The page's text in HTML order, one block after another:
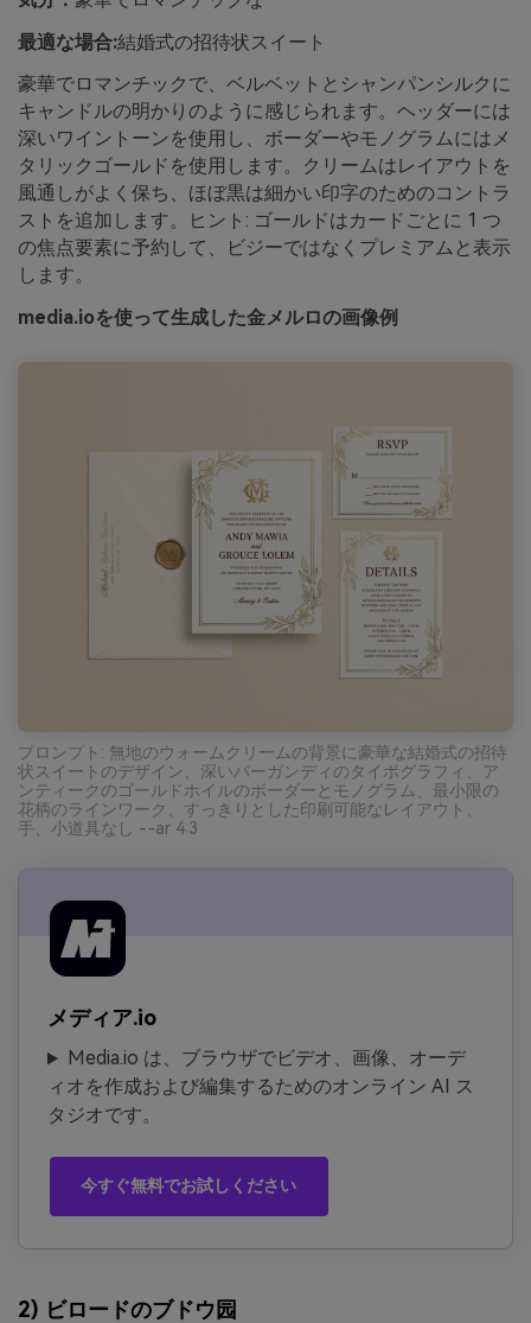
最適な場合:結婚式の招待状スイート
豪華でロマンチックで、ベルベットとシャンパンシルクに
キャンドルの明かりのように感じられます。ヘッダーには
深いワイントーンを使用し、ボーダーやモノグラムにはメ
タリックゴールドを使用します。クリームはレイアウトを
風通しがよく保ち、ほぼ黒は細かい印字のためのコントラ
ストを追加します。ヒント: ゴールドはカードごとに 1 つ
の焦点要素に予約して、ビジーではなくプレミアムと表示
します。
media.ioを使って生成した金メルロの画像例
プロンプト: 無地のウォームクリームの背景に豪華な結婚式の招待
状スイートのデザイン、深いバーガンディのタイポグラフィ、ア
ンティークのゴールドホイルのボーダーとモノグラム、最小限の
花柄のラインワーク、すっきりとした印刷可能なレイアウト、
手、小道具なし --ar 4:3
メディア.io
Media.io は、ブラウザでビデオ、画像、オーデ
ィオを作成および編集するためのオンライン AI ス
タジオです。
今すぐ無料でお試しください
2) ビロードのブドウ园